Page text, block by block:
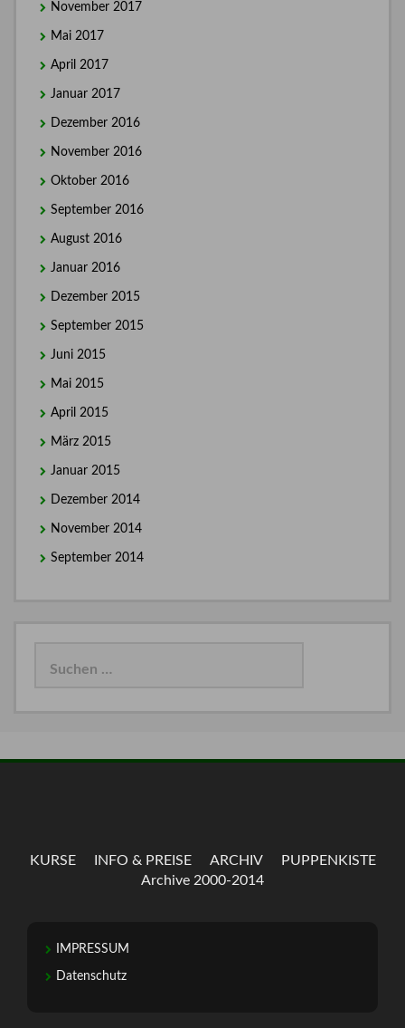
November 2017
Mai 2017
April 2017
Januar 2017
Dezember 2016
November 2016
Oktober 2016
September 2016
August 2016
Januar 2016
Dezember 2015
September 2015
Juni 2015
Mai 2015
April 2015
März 2015
Januar 2015
Dezember 2014
November 2014
September 2014
KURSE INFO & PREISE ARCHIV
PUPPENKISTE
Archive 2000-2014
IMPRESSUM
Datenschutz